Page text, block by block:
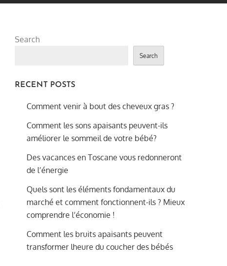
Search
Search
RECENT POSTS
Comment venir à bout des cheveux gras ?
Comment les sons apaisants peuvent-ils
améliorer le sommeil de votre bébé?
Des vacances en Toscane vous redonneront
de l’énergie
Quels sont les éléments fondamentaux du
marché et comment fonctionnent-ils ? Mieux
comprendre l’économie !
Comment les bruits apaisants peuvent
transformer lheure du coucher des bébés